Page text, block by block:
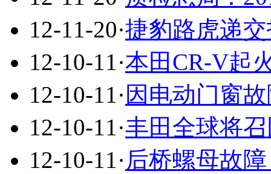
12-11-20·捷豹路虎递
12-10-11·本田CR-V起
12-10-11· 因电动门窗
12-10-11·丰田全球将
12-10-11· 后桥螺母故